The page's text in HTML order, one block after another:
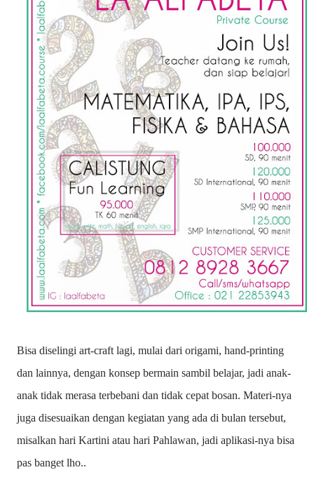
Bisa diselingi art-craft lagi, mulai dari origami, hand-printing
dan lainnya, dengan konsep bermain sambil belajar, jadi anak-
anak tidak merasa terbebani dan tidak cepat bosan. Materi-nya
juga disesuaikan dengan kegiatan yang ada di bulan tersebut,
misalkan hari Kartini atau hari Pahlawan, jadi aplikasi-nya bisa
pas banget lho..